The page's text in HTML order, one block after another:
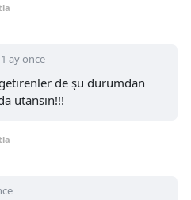
ay önce
de şu durumdan
utansın!!!